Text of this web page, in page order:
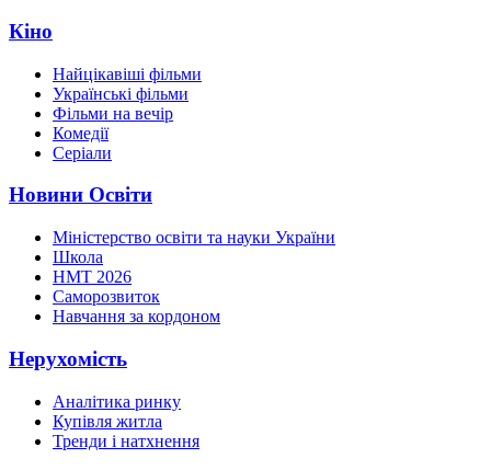
Кіно
Найцікавіші фільми
Українські фільми
Фільми на вечір
Комедії
Серіали
Новини Освіти
Міністерство освіти та науки України
Школа
НМТ 2026
Саморозвиток
Навчання за кордоном
Нерухомість
Аналітика ринку
Купівля житла
Тренди і натхнення